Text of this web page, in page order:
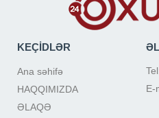
KEÇİDLƏR
Ana səhifə
HAQQIMIZDA
ƏLAQƏ
E-